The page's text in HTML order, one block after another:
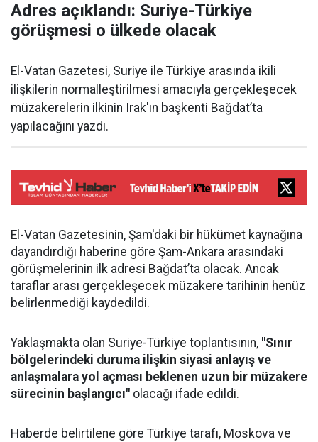
Adres açıklandı: Suriye-Türkiye
görüşmesi o ülkede olacak
El-Vatan Gazetesi, Suriye ile Türkiye arasında ikili
ilişkilerin normalleştirilmesi amacıyla gerçekleşecek
müzakerelerin ilkinin Irak'ın başkenti Bağdat’ta
yapılacağını yazdı.
El-Vatan Gazetesinin, Şam'daki bir hükümet kaynağına
dayandırdığı haberine göre Şam-Ankara arasındaki
görüşmelerinin ilk adresi Bağdat’ta olacak. Ancak
taraflar arası gerçekleşecek müzakere tarihinin henüz
belirlenmediği kaydedildi.
Yaklaşmakta olan Suriye-Türkiye toplantısının, "Sınır
bölgelerindeki duruma ilişkin siyasi anlayış ve
anlaşmalara yol açması beklenen uzun bir müzakere
sürecinin başlangıcı" olacağı ifade edildi.
Haberde belirtilene göre Türkiye tarafı, Moskova ve